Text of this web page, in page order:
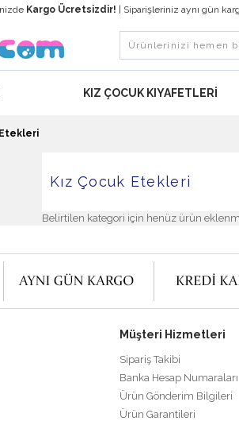
Kargo Ücretsizdir! | Siparişleriniz aynı gün
KIZ ÇOCUK KIYAFETLERI
Etekleri
Kız Çocuk Etekleri
Belirtilen kategori için henüz ürün
Müşteri Hizmetleri
Sipariş Takibi
Banka Hesap Numaraları
Ürün Gönderim Bilgileri
Ürün Garantileri